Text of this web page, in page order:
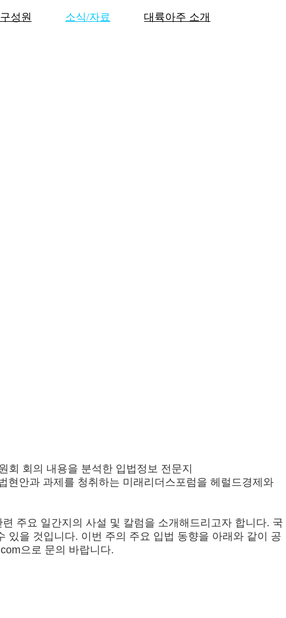
구성원 소식/자료 대륙아주 소개
회 회의 내용을 분석한 입법정보 전문지
현안과 과제를 청취하는 미래리더스포럼을 헤럴드경제와
주요 일간지의 사설 및 칼럼을 소개해드리고자 합니다. 국
있을 것입니다. 이번 주의 주요 입법 동향을 아래와 같이 공
으로 문의 바랍니다.